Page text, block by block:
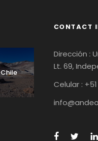
Chile
CONTACT
Dirección :
Lt. 69,
Celular :